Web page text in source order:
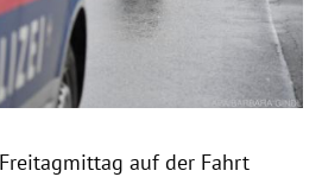
auf der Fahrt